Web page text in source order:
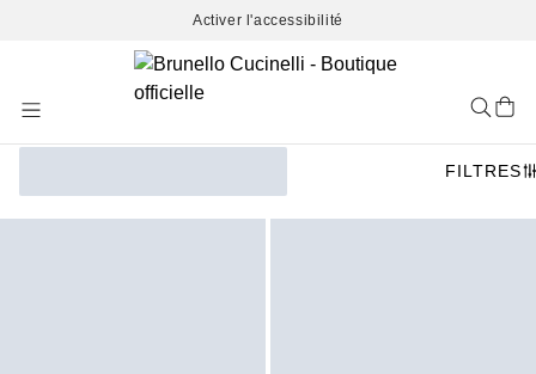
Activer l'accessibilité
Content
FILTRES